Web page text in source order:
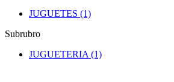
JUGUETES (1)
Subrubro
JUGUETERIA (1)